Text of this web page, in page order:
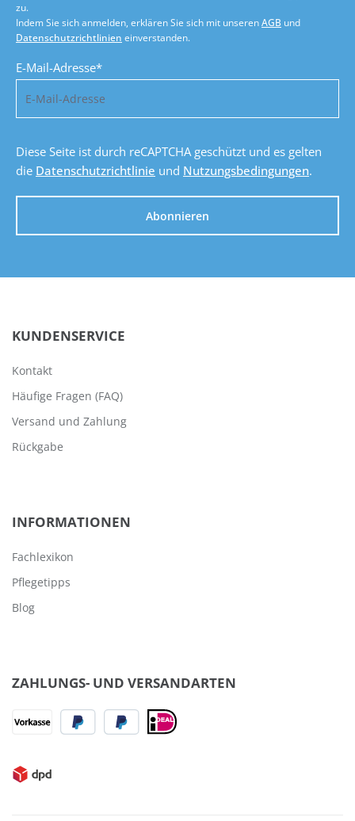
zu.
Indem Sie sich anmelden, erklären Sie sich mit unserenAGB und
Datenschutzrichtlinien einverstanden.
E-Mail-Adresse*
Diese Seite ist durch reCAPTCHA geschützt und es gelten
die Datenschutzrichtlinie und Nutzungsbedingungen.
Abonnieren
KUNDENSERVICE
Kontakt
Häufige Fragen (FAQ)
Versand und Zahlung
Rückgabe
INFORMATIONEN
Fachlexikon
Pflegetipps
Blog
ZAHLUNGS- UND VERSANDARTEN